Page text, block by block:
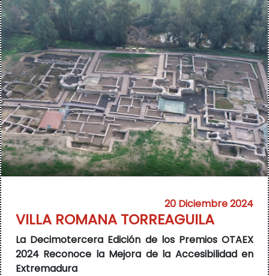
20 Diciembre 2024
VILLA ROMANA TORREAGUILA
La Decimotercera Edición de los Premios OTAEX
2024 Reconoce la Mejora de la Accesibilidad en
Extremadura